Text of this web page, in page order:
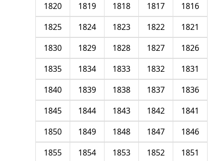
1816
1817
1818
1819
1820
1821
1822
1823
1824
1825
1826
1827
1828
1829
1830
1831
1832
1833
1834
1835
1836
1837
1838
1839
1840
1841
1842
1843
1844
1845
1846
1847
1848
1849
1850
1851
1852
1853
1854
1855